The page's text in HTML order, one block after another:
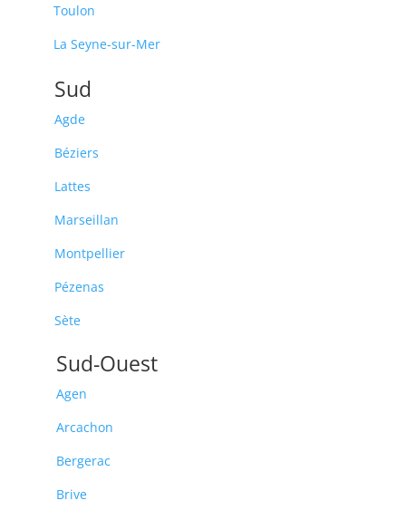
Toulon
La Seyne-sur-Mer
Sud
Agde
Béziers
Lattes
Marseillan
Montpellier
Pézenas
Sète
Sud-Ouest
Agen
Arcachon
Bergerac
Brive